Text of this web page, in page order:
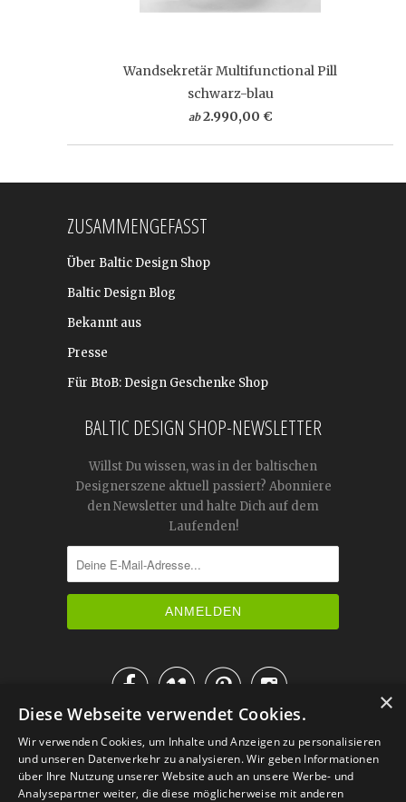
Wandsekretär Multifunctional Pill
schwarz-blau
ab 2.990,00 €
ZUSAMMENGEFASST
Über Baltic Design Shop
Baltic Design Blog
Bekannt aus
Presse
Für BtoB: Design Geschenke Shop
BALTIC DESIGN SHOP-NEWSLETTER
Willst Du wissen, was in der baltischen
Designerszene aktuell passiert? Abonniere
den Newsletter und halte Dich auf dem
Laufenden!

IM KATALOG BLÄTTERN
×
Diese Webseite verwendet Cookies.
Wir verwenden Cookies, um Inhalte und Anzeigen zu personalisieren
und unseren Datenverkehr zu analysieren. Wir geben Informationen
über Ihre Nutzung unserer Website auch an unsere Werbe- und
Analysepartner weiter, die diese möglicherweise mit anderen